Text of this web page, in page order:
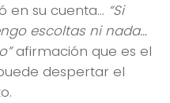
en su cuenta… “Si
escoltas ni nada…
afirmación que es el
despertar el